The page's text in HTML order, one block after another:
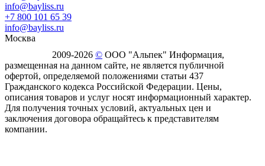
info@bayliss.ru
+7 800 101 65 39
info@bayliss.ru
Москва
2009-2026 © ООО "Альпек" Информация,
размещенная на данном сайте, не является публичной
офертой, определяемой положениями статьи 437
Гражданского кодекса Российской Федерации. Цены,
описания товаров и услуг носят информационный характер.
Для получения точных условий, актуальных цен и
заключения договора обращайтесь к представителям
компании.